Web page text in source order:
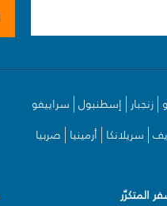
زنجبار إسطنبول سراييفو
سريلانكا أرمينيا صربيا
المتكرّر